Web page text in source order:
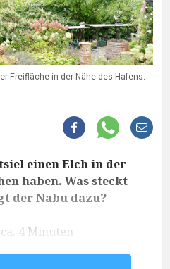
Freifläche in der Nähe des Hafens.
einen Elch in der
haben. Was steckt
der Nabu dazu?
4 Minuten